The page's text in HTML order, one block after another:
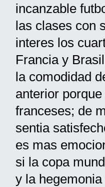
incanzable
las clases con
interes los
Francia y
la comodidad
anterior
franceses; de
sentia
es mas
si la copa
y la